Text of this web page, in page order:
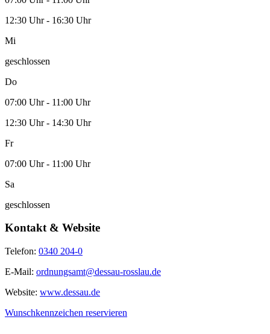
12:30 Uhr - 16:30 Uhr
Mi
geschlossen
Do
07:00 Uhr - 11:00 Uhr
12:30 Uhr - 14:30 Uhr
Fr
07:00 Uhr - 11:00 Uhr
Sa
geschlossen
Kontakt & Website
Telefon: 0340 204-0
E-Mail: ordnungsamt@dessau-rosslau.de
Website: www.dessau.de
Wunschkennzeichen reservieren